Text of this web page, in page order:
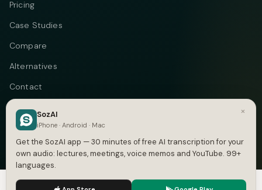
Pricing
Case Studies
Compare
Alternatives
Contact
Blog
Privacy
Terms
DMCA
We use cookies to enhance your experience.
×
SozAI
iPhone · Android · Mac
Get the SozAI app — 30 minutes of free AI transcription for your
own audio: lectures, meetings, voice memos and YouTube. 99+
languages.